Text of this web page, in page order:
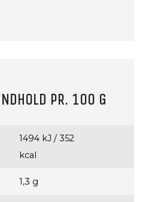
PR. 100 G
1494 kJ / 352
kcal
1,3 g